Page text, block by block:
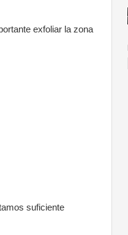
exfoliar la zona
suficiente